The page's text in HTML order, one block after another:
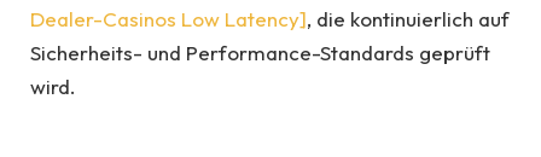
Dealer-Casinos Low Latency], die kontinuierlich auf
Sicherheits- und Performance-Standards geprüft
wird.